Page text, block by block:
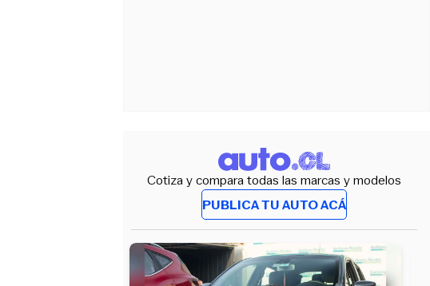
Cotiza y compara todas las marcas y modelos
PUBLICA TU AUTO ACÁ